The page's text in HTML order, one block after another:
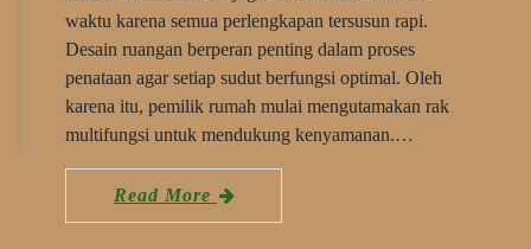
waktu karena semua perlengkapan tersusun rapi.
Desain ruangan berperan penting dalam proses
penataan agar setiap sudut berfungsi optimal. Oleh
karena itu, pemilik rumah mulai mengutamakan rak
multifungsi untuk mendukung kenyamanan.…
Read More